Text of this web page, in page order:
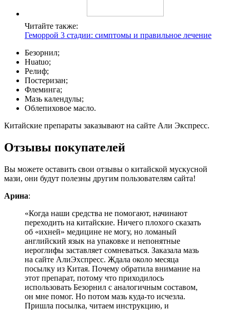
Читайте также:
Геморрой 3 стадии: симптомы и правильное лечение
Безорнил;
Huatuo;
Релиф;
Постеризан;
Флеминга;
Мазь календулы;
Облепиховое масло.
Китайские препараты заказывают на сайте Али Экспресс.
Отзывы покупателей
Вы можете оставить свои отзывы о китайской мускусной
мази, они будут полезны другим пользователям сайта!
Арина:
«Когда наши средства не помогают, начинают
переходить на китайские. Ничего плохого сказать
об «ихней» медицине не могу, но ломаный
английский язык на упаковке и непонятные
иероглифы заставляет сомневаться. Заказала мазь
на сайте АлиЭхспресс. Ждала около месяца
посылку из Китая. Почему обратила внимание на
этот препарат, потому что приходилось
использовать Безорнил с аналогичным составом,
он мне помог. Но потом мазь куда-то исчезла.
Пришла посылка, читаем инструкцию, и